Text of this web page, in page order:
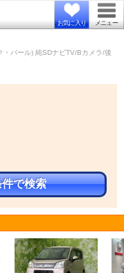
お気に入り メニュー
パール) 純SDナビTV/Bカメラ/後
で検索